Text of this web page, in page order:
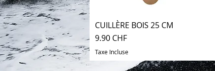
Aperçu rapide
CUILLÈRE BOIS 25 CM
Prix
9.90 CHF
Taxe Incluse